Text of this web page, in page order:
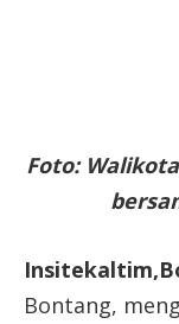
Foto:
Bontang,